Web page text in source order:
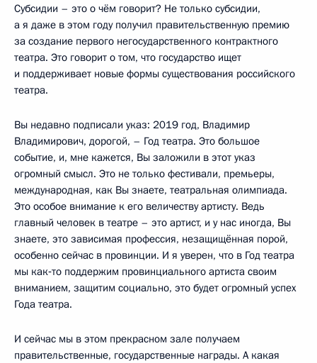
Субсидии – это о чём говорит? Не только субсидии,
а я даже в этом году получил правительственную премию
за создание первого негосударственного контрактного
театра. Это говорит о том, что государство ищет
и поддерживает новые формы существования российского
театра.
Вы недавно подписали указ: 2019 год, Владимир
Владимирович, дорогой, – Год театра. Это большое
событие, и, мне кажется, Вы заложили в этот указ
огромный смысл. Это не только фестивали, премьеры,
международная, как Вы знаете, театральная олимпиада.
Это особое внимание к его величеству артисту. Ведь
главный человек в театре – это артист, и у нас иногда, Вы
знаете, это зависимая профессия, незащищённая порой,
особенно сейчас в провинции. И я уверен, что в Год театра
мы как‑то поддержим провинциального артиста своим
вниманием, защитим социально, это будет огромный успех
Года театра.
И сейчас мы в этом прекрасном зале получаем
правительственные, государственные награды. А какая